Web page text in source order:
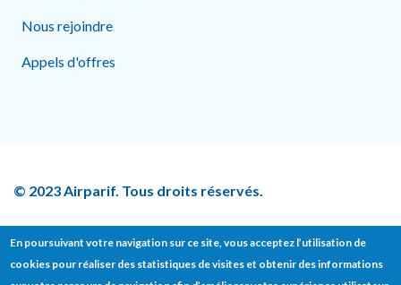
Nous rejoindre
Appels d'offres
© 2023 Airparif. Tous droits réservés.
En poursuivant votre navigation sur ce site, vous acceptez l’utilisation de
cookies pour réaliser des statistiques de visites et obtenir des informations